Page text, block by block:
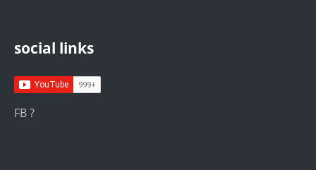
social links
FB ?